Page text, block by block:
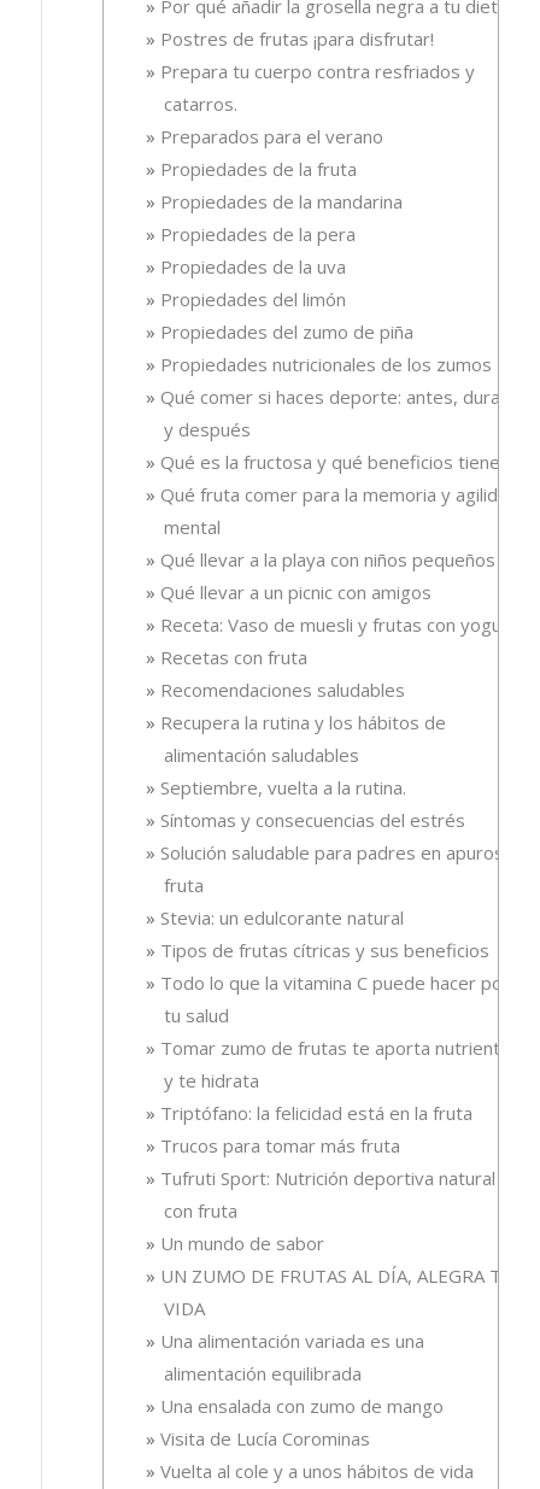
Por qué añadir la grosella negra a tu dieta
Postres de frutas ¡para disfrutar!
Prepara tu cuerpo contra resfriados y
catarros.
Preparados para el verano
Propiedades de la fruta
Propiedades de la mandarina
Propiedades de la pera
Propiedades de la uva
Propiedades del limón
Propiedades del zumo de piña
Propiedades nutricionales de los zumos
Qué comer si haces deporte: antes, durante
y después
Qué es la fructosa y qué beneficios tiene
Qué fruta comer para la memoria y agilidad
mental
Qué llevar a la playa con niños pequeños
Qué llevar a un picnic con amigos
Receta: Vaso de muesli y frutas con yogur.
Recetas con fruta
Recomendaciones saludables
Recupera la rutina y los hábitos de
alimentación saludables
Septiembre, vuelta a la rutina.
Síntomas y consecuencias del estrés
Solución saludable para padres en apuros, la
fruta
Stevia: un edulcorante natural
Tipos de frutas cítricas y sus beneficios
Todo lo que la vitamina C puede hacer por
tu salud
Tomar zumo de frutas te aporta nutrientes
y te hidrata
Triptófano: la felicidad está en la fruta
Trucos para tomar más fruta
Tufruti Sport: Nutrición deportiva natural
con fruta
Un mundo de sabor
UN ZUMO DE FRUTAS AL DÍA, ALEGRA TU
VIDA
Una alimentación variada es una
alimentación equilibrada
Una ensalada con zumo de mango
Visita de Lucía Corominas
Vuelta al cole y a unos hábitos de vida